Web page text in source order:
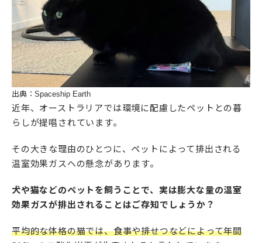
出典：Spaceship Earth
近年、オーストラリアでは環境に配慮したペットとの暮
らしが提唱されています。
その大きな理由のひとつに、ペットによって排出される
温室効果ガスへの懸念があります。
犬や猫などのペットを飼うことで、実は膨大な量の温室
効果ガスが排出されることはご存知でしょうか？
平均的な体格の猫では、食事や排せつなどによって年間